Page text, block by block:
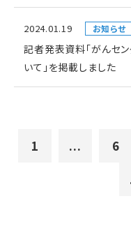
2024.01.19 お知らせ
記者発表資料「がんセ
いて」を掲載しました
1 ... 6